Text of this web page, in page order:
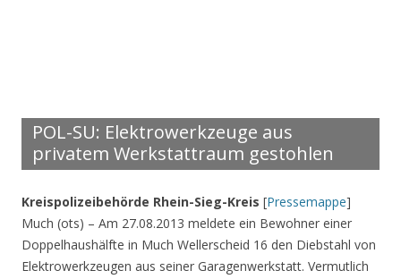
POL-SU: Elektrowerkzeuge aus
privatem Werkstattraum gestohlen
Kreispolizeibehörde Rhein-Sieg-Kreis [Pressemappe]
Much (ots) – Am 27.08.2013 meldete ein Bewohner einer
Doppelhaushälfte in Much Wellerscheid 16 den Diebstahl von
Elektrowerkzeugen aus seiner Garagenwerkstatt. Vermutlich